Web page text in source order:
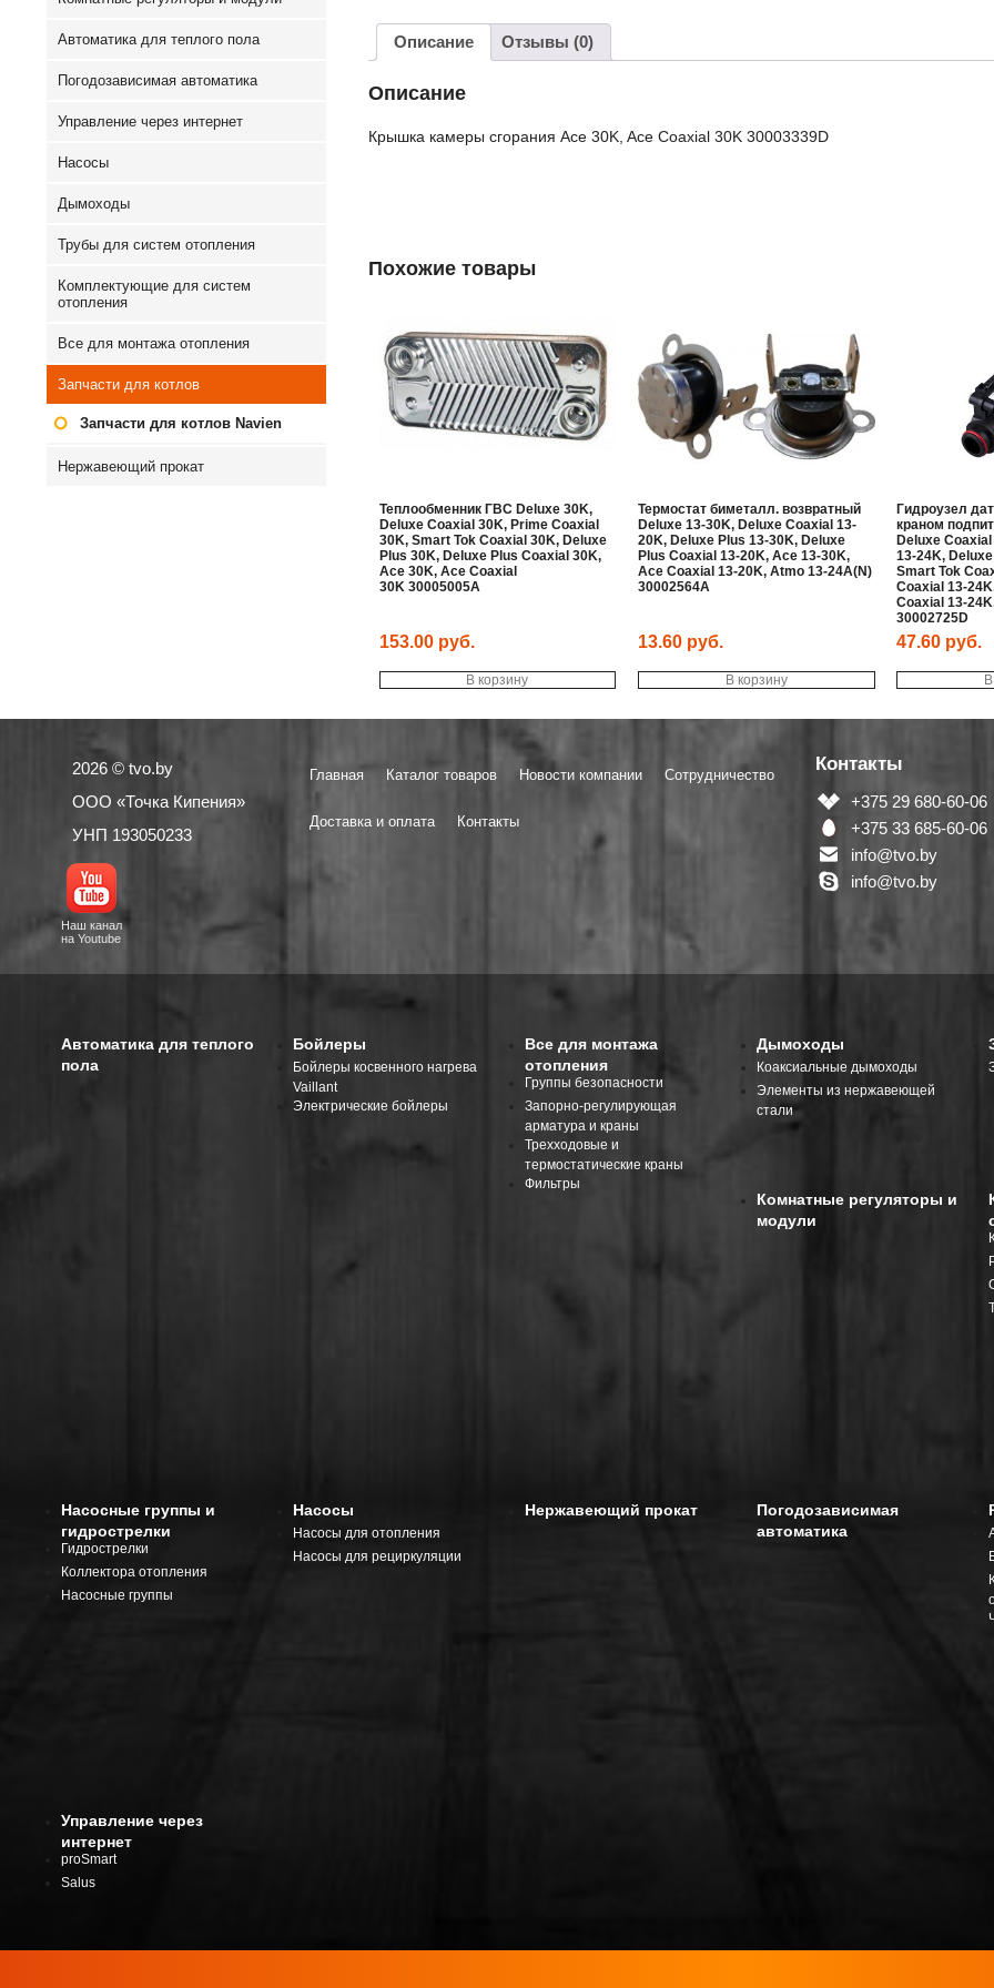
Описание Отзывы (0)
Описание
Крышка камеры сгорания Ace 30K, Ace Coaxial 30K 30003339D
Похожие товары
Теплообменник ГВС Deluxe 30K,
Deluxe Coaxial 30K, Prime Coaxial
30K, Smart Tok Coaxial 30K, Deluxe
Plus 30K, Deluxe Plus Coaxial 30K,
Ace 30K, Ace Coaxial
30K 30005005A
153.00 руб.
В корзину
Термостат биметалл. возвратный
Deluxe 13-30K, Deluxe Coaxial 13-
20K, Deluxe Plus 13-30K, Deluxe
Plus Coaxial 13-20K, Ace 13-30K,
Ace Coaxial 13-20K, Atmo 13-24A(N)
30002564A
13.60 руб.
В корзину
Гидроузел
краном
Deluxe
13-24K,
Smart Tok
Coaxial 13-
Coaxial 13-
30002725D
47.60 руб.
Автоматика для теплого пола
Погодозависимая автоматика
Управление через интернет
Насосы
Дымоходы
Трубы для систем отопления
Комплектующие для систем
отопления
Все для монтажа отопления
Запчасти для котлов
Запчасти для котлов Navien
Нержавеющий прокат
2026 © tvo.by
ООО «Точка Кипения»
УНП 193050233
Наш канал
на Youtube
Главная Каталог товаров Новости компании Сотрудничество
Доставка и оплата Контакты
Контакты
+375 29 680-60-06
+375 33 685-60-06
info@tvo.by
info@tvo.by
Автоматика для теплого
пола
Бойлеры
Бойлеры косвенного нагрева
Vaillant
Электрические бойлеры
Все для монтажа
отопления
Группы безопасности
Запорно-регулирующая
арматура и краны
Трехходовые и
термостатические краны
Фильтры
Дымоходы
Коаксиальные дымоходы
Элементы из нержавеющей
стали
Комнатные регуляторы и
модули
Насосные группы и
гидрострелки
Гидрострелки
Коллектора отопления
Насосные группы
Насосы
Насосы для отопления
Насосы для рециркуляции
Нержавеющий прокат Погодозависимая
автоматика
Управление через
интернет
proSmart
Salus